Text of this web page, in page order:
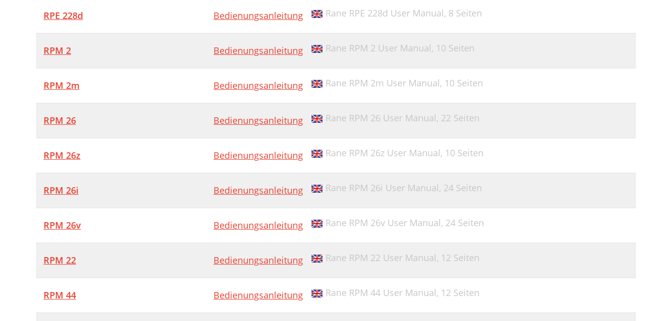
RPE 228d Bedienungsanleitung Rane RPE 228d User Manual, 8 Seiten
RPM 2 Bedienungsanleitung Rane RPM 2 User Manual, 10 Seiten
RPM 2m Bedienungsanleitung Rane RPM 2m User Manual, 10 Seiten
RPM 26 Bedienungsanleitung Rane RPM 26 User Manual, 22 Seiten
RPM 26z Bedienungsanleitung Rane RPM 26z User Manual, 10 Seiten
RPM 26i Bedienungsanleitung Rane RPM 26i User Manual, 24 Seiten
RPM 26v Bedienungsanleitung Rane RPM 26v User Manual, 24 Seiten
RPM 22 Bedienungsanleitung Rane RPM 22 User Manual, 12 Seiten
RPM 44 Bedienungsanleitung Rane RPM 44 User Manual, 12 Seiten